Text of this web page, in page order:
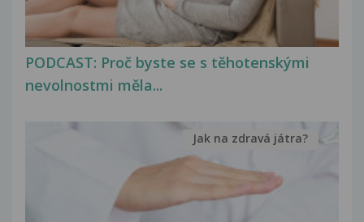
PODCAST: Proč byste se s těhotenskými
nevolnostmi měla...
Jak na zdravá játra?